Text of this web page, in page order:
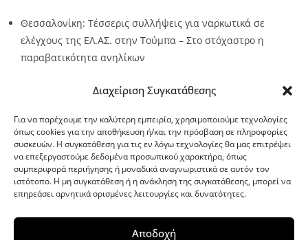
Διαχείριση Συγκατάθεσης
Για να παρέχουμε την καλύτερη εμπειρία, χρησιμοποιούμε τεχνολογίες
όπως cookies για την αποθήκευση ή/και την πρόσβαση σε πληροφορίες
συσκευών. Η συγκατάθεση για τις εν λόγω τεχνολογίες θα μας επιτρέψει
να επεξεργαστούμε δεδομένα προσωπικού χαρακτήρα, όπως
συμπεριφορά περιήγησης ή μοναδικά αναγνωριστικά σε αυτόν τον
ιστότοπο. Η μη συγκατάθεση ή η ανάκληση της συγκατάθεσης, μπορεί να
επηρεάσει αρνητικά ορισμένες λειτουργίες και δυνατότητες.
Αποδοχή
Θεσσαλονίκη: Τέσσερις συλλήψεις για ναρκωτικά σε
ελέγχους της ΕΛ.ΑΣ. στην Τούμπα – Στο στόχαστρο η
παραβατικότητα ανηλίκων
G-point.gr